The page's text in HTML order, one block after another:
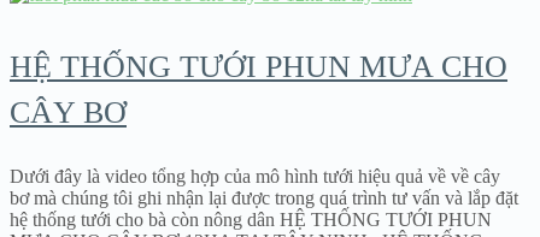
HỆ THỐNG TƯỚI PHUN MƯA CHO
CÂY BƠ
Dưới đây là video tổng hợp của mô hình tưới hiệu quả về về cây
bơ mà chúng tôi ghi nhận lại được trong quá trình tư vấn và lắp đặt
hệ thống tưới cho bà còn nông dân HỆ THỐNG TƯỚI PHUN